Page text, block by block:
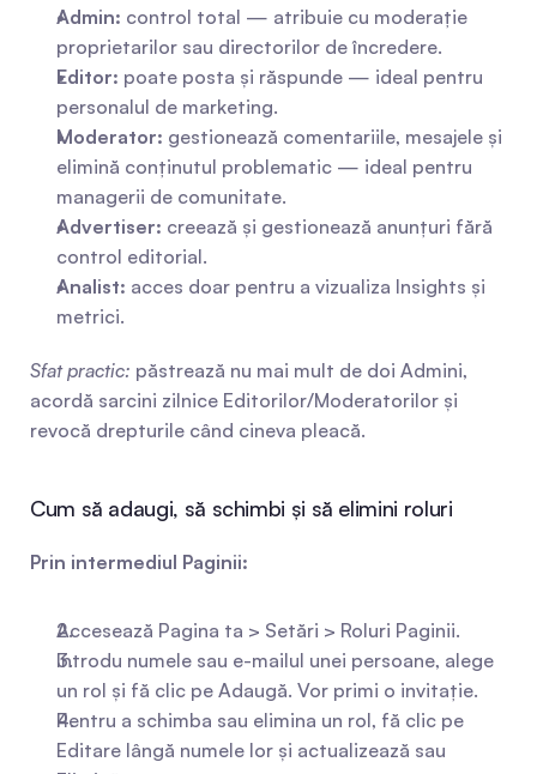
Admin: control total — atribuie cu moderație
proprietarilor sau directorilor de încredere.
Editor: poate posta și răspunde — ideal pentru
personalul de marketing.
Moderator: gestionează comentariile, mesajele și
elimină conținutul problematic — ideal pentru
managerii de comunitate.
Advertiser: creează și gestionează anunțuri fără
control editorial.
Analist: acces doar pentru a vizualiza Insights și
metrici.
Sfat practic: păstrează nu mai mult de doi Admini,
acordă sarcini zilnice Editorilor/Moderatorilor și
revocă drepturile când cineva pleacă.
Cum să adaugi, să schimbi și să elimini roluri
Prin intermediul Paginii:
Accesează Pagina ta > Setări > Roluri Paginii.
Introdu numele sau e-mailul unei persoane, alege
un rol și fă clic pe Adaugă. Vor primi o invitație.
Pentru a schimba sau elimina un rol, fă clic pe
Editare lângă numele lor și actualizează sau